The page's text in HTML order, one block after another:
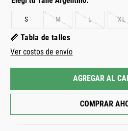
S M L XL
📏 Tabla de talles
Ver costos de envío
AGREGAR AL
COMPRAR